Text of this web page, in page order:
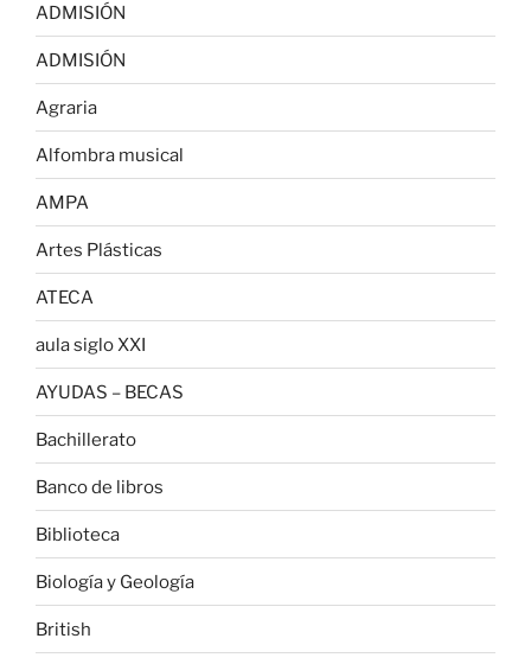
ADMISIÓN
ADMISIÓN
Agraria
Alfombra musical
AMPA
Artes Plásticas
ATECA
aula siglo XXI
AYUDAS – BECAS
Bachillerato
Banco de libros
Biblioteca
Biología y Geología
British